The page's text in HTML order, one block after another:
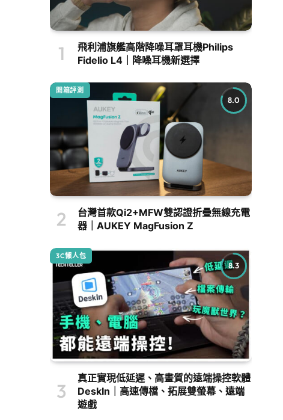
飛利浦旗艦高階降噪耳罩耳機Philips
Fidelio L4｜降噪耳機新選擇
8.0
開箱評測
台灣首款Qi2+MFW雙認證折疊無線充電
器｜AUKEY MagFusion Z
8.3
3C懶人包
真正實現低延遲、高畫質的遠端操控軟體
DeskIn｜高速傳檔、拓展雙螢幕、遠端
遊戲